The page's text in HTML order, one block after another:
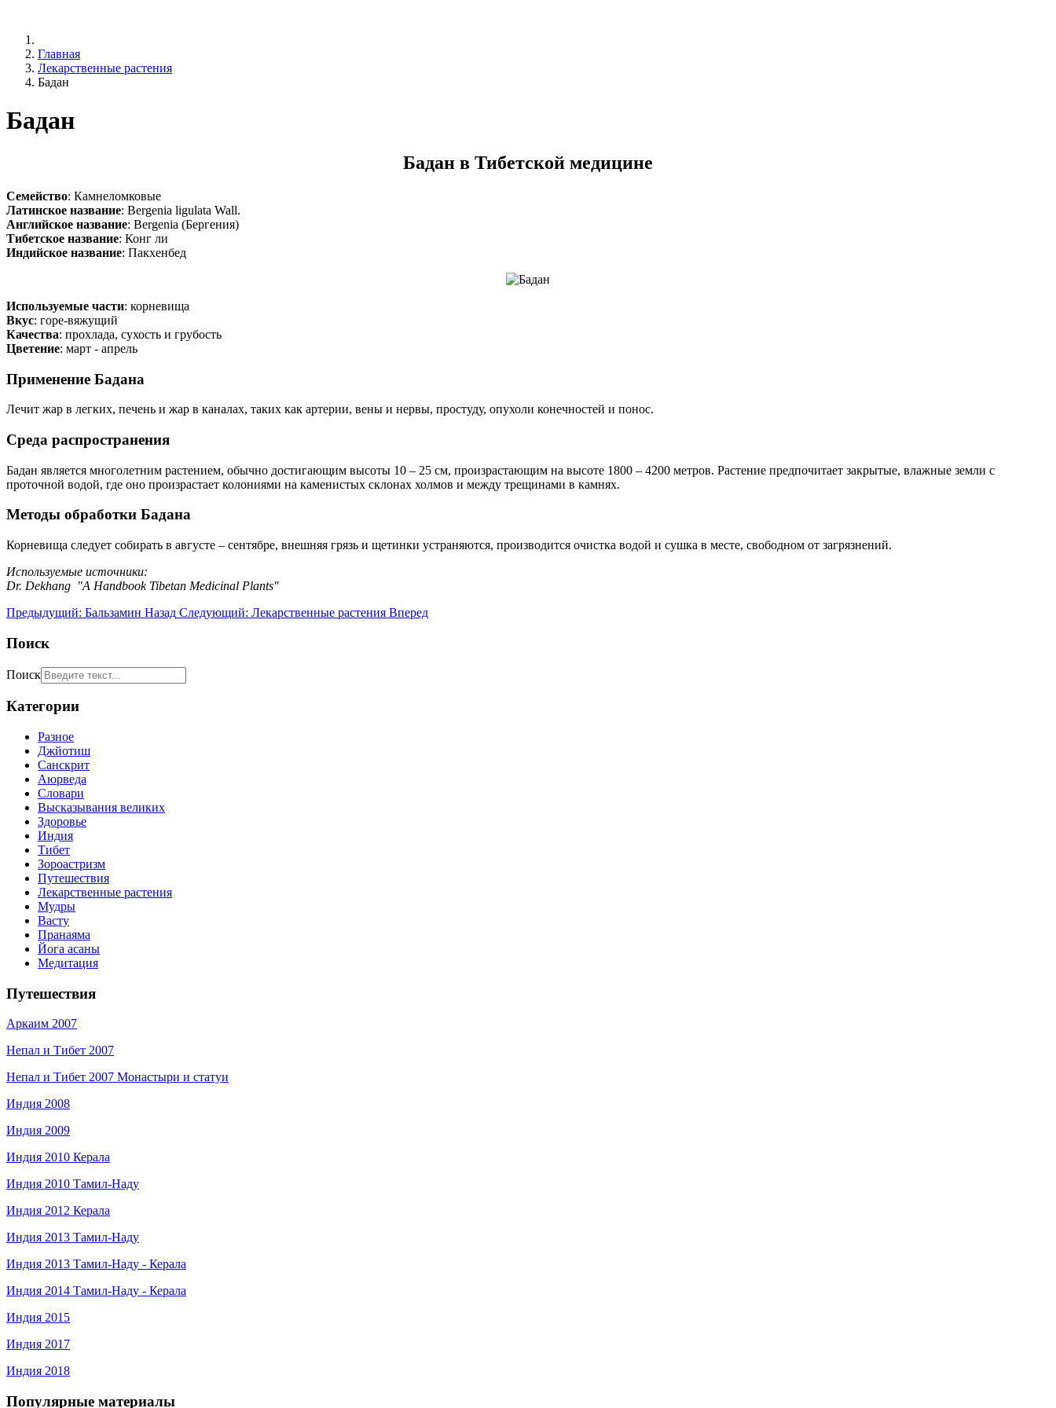
Главная
Лекарственные растения
Бадан
Бадан
Бадан в Тибетской медицине
Семейство: Камнеломковые
Латинское название: Bergenia ligulata Wall.
Английское название: Bergenia (Бергения)
Тибетское название: Конг ли
Индийское название: Пакхенбед
Используемые части: корневища
Вкус: горе-вяжущий
Качества: прохлада, сухость и грубость
Цветение: март - апрель
Применение Бадана
Лечит жар в легких, печень и жар в каналах, таких как артерии, вены и нервы, простуду, опухоли конечностей и понос.
Среда распространения
Бадан является многолетним растением, обычно достигающим высоты 10 – 25 см, произрастающим на высоте 1800 – 4200 метров. Растение предпочитает закрытые, влажные земли с
проточной водой, где оно произрастает колониями на каменистых склонах холмов и между трещинами в камнях.
Методы обработки Бадана
Корневища следует собирать в августе – сентябре, внешняя грязь и щетинки устраняются, производится очистка водой и сушка в месте, свободном от загрязнений.
Используемые источники:
Dr. Dekhang "A Handbook Tibetan Medicinal Plants"
Предыдущий: Бальзамин Назад Следующий: Лекарственные растения Вперед
Поиск
Поиск
Категории
Разное
Джйотиш
Санскрит
Аюрведа
Словари
Высказывания великих
Здоровье
Индия
Тибет
Зороастризм
Путешествия
Лекарственные растения
Мудры
Васту
Пранаяма
Йога асаны
Медитация
Путешествия
Аркаим 2007
Непал и Тибет 2007
Непал и Тибет 2007 Монастыри и статуи
Индия 2008
Индия 2009
Индия 2010 Керала
Индия 2010 Тамил-Наду
Индия 2012 Керала
Индия 2013 Тамил-Наду
Индия 2013 Тамил-Наду - Керала
Индия 2014 Тамил-Наду - Керала
Индия 2015
Индия 2017
Индия 2018
Популярные материалы